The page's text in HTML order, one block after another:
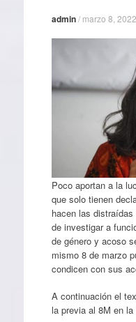
admin/ marzo 8, 2022
Poco aportan a la
que solo tienen
hacen las
de investigar a
de género y acoso
mismo 8 de marzo
condicen con sus
A continuación el
la previa al 8M en